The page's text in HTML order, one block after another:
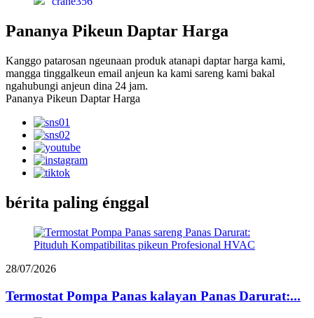
Pananya Pikeun Daptar Harga
Kanggo patarosan ngeunaan produk atanapi daptar harga kami,
mangga tinggalkeun email anjeun ka kami sareng kami bakal
ngahubungi anjeun dina 24 jam.
Pananya Pikeun Daptar Harga
bérita paling énggal
28/07/2026
Termostat Pompa Panas kalayan Panas Darurat:...